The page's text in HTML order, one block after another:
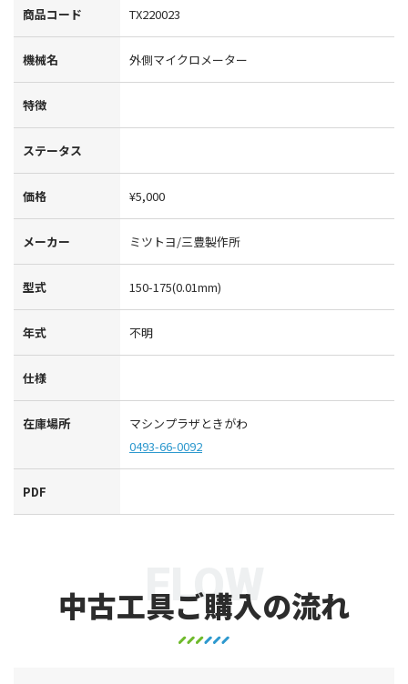
商品コード TX220023
機械名 外側マイクロメーター
特徴
ステータス
価格 ¥5,000
メーカー ミツトヨ/三豊製作所
型式 150-175(0.01mm)
年式 不明
仕様
在庫場所
マシンプラザときがわ
0493-66-0092
PDF
中古工具ご購入の流れ
FLOW